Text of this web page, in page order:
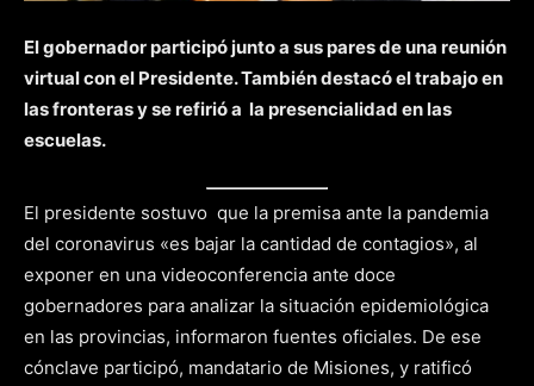
El gobernador participó junto a sus pares de una reunión
virtual con el Presidente. También destacó el trabajo en
las fronteras y se refirió a la presencialidad en las
escuelas.
El presidente sostuvo que la premisa ante la pandemia
del coronavirus «es bajar la cantidad de contagios», al
exponer en una videoconferencia ante doce
gobernadores para analizar la situación epidemiológica
en las provincias, informaron fuentes oficiales. De ese
cónclave participó, mandatario de Misiones, y ratificó